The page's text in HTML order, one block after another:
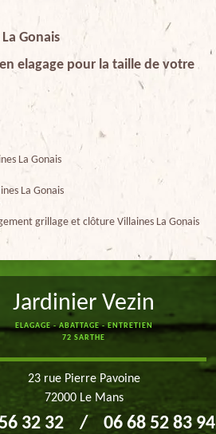
Gonais
elagage pour la taille de votre
La Gonais
La Gonais
grillage et clôture Villaines La Gonais
Jardinier Vezin
ELAGAGE - ABATTAGE - ENTRETIEN
72 SARTHE
23 rue Pierre Pavoine
72000 Le Mans
32 32 / 06 68 52 83 94